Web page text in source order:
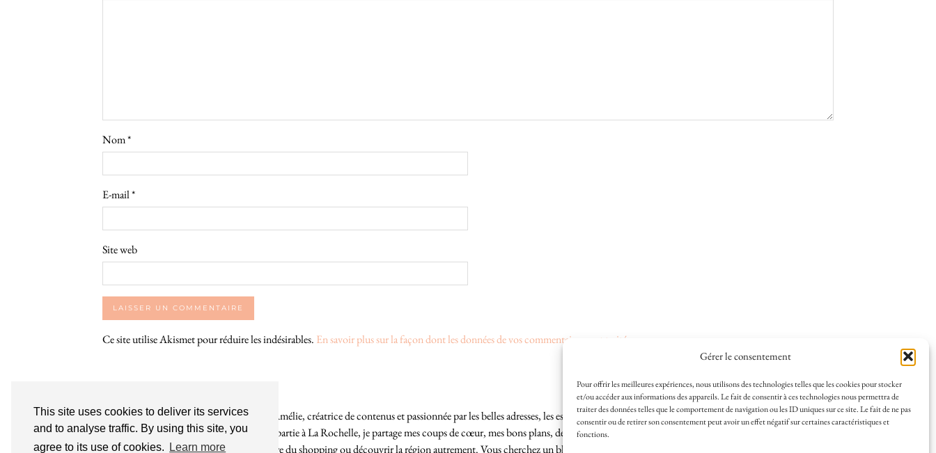
This site uses cookies to deliver its services
and to analyse traffic. By using this site, you
agree to its use of cookies.
Learn more
Gérer le consentement
Pour offrir les meilleures expériences, nous utilisons des technologies telles que les cookies pour stocker
et/ou accéder aux informations des appareils. Le fait de consentir à ces technologies nous permettra de
traiter des données telles que le comportement de navigation ou les ID uniques sur ce site. Le fait de ne pas
consentir ou de retirer son consentement peut avoir un effet négatif sur certaines caractéristiques et
fonctions.
Nom*
E-mail*
Site web
Ce site utilise Akismet pour réduire les indésirables. En savoir plus sur la façon dont les données de vos commentaires sont traitées
Bienvenue sur le So Girly Blog ! Je suis Amélie, créatrice de contenus et passionnée par les belles adresses, les escapades locales et la vie à La Rochelle, où je vis depuis plusieurs
années. À travers ce blog dédié en grande partie à La Rochelle, je partage mes coups de cœur, mes bons plans, des idées de sorties en solo ou à plusieurs, et mes meilleures adresses
rochelaises pour bruncher, se balader, faire du shopping ou découvrir la région autrement. Vous cherchez un blog lifestyle à La Rochelle, tenu par une locale ? Vous êtes au bon